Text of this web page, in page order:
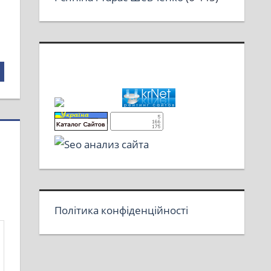
Політика конфіденційності